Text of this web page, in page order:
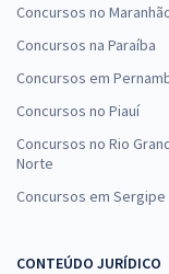
Concursos no
Concursos na Paraíba
Concursos em
Concursos no Piauí
Concursos no Rio
Norte
Concursos em Sergipe
CONTEÚDO JURÍDICO